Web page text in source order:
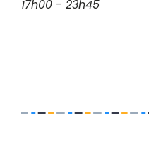
17h00 - 23h45